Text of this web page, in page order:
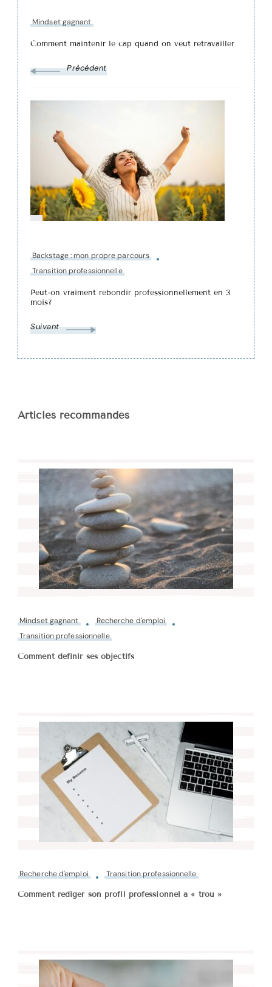
Mindset gagnant
Comment maintenir le cap quand on veut retravailler
Précédent
Backstage : mon propre parcours
Transition professionnelle
Peut-on vraiment rebondir professionnellement en 3
mois?
Suivant
Articles recommandés
Mindset gagnant
Recherche d'emploi
Transition professionnelle
Comment définir ses objectifs
Recherche d'emploi Transition professionnelle
Comment rédiger son profil professionnel à « trou »